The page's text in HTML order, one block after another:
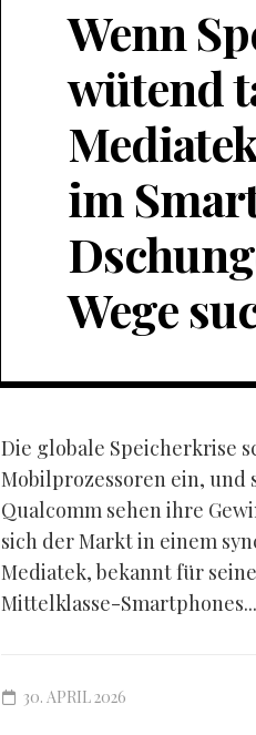
Wenn
wütend
im
Wege
Die globale Speicherkrise
Mobilprozessoren ein, und
Qualcomm sehen ihre
sich der Markt in einem
Mediatek, bekannt für
Mittelklasse-Smartphones...
30. APRIL 2026